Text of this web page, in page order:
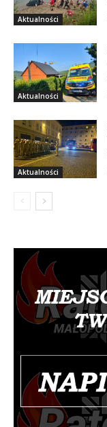
Aktualności
Aktualności
Aktualności